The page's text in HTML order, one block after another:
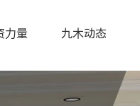
力量 九木动态